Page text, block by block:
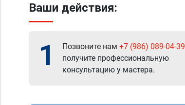
Ваши действия:
1 Позвоните нам +7 (986) 089-04-39
получите профессиональную
консультацию у мастера.